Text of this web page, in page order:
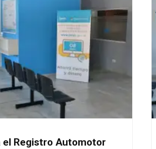
el Registro Automotor